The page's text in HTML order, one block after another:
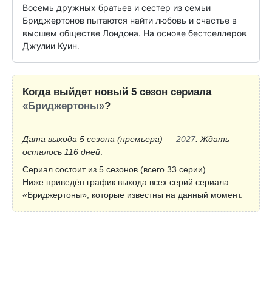
Восемь дружных братьев и сестер из семьи
Бриджертонов пытаются найти любовь и счастье в
высшем обществе Лондона. На основе бестселлеров
Джулии Куин.
Когда выйдет новый 5 сезон сериала
«Бриджертоны»?
Дата выхода 5 сезона (премьера) — 2027. Ждать
осталось 116 дней.
Сериал состоит из 5 сезонов (всего 33 серии).
Ниже приведён график выхода всех серий сериала
«Бриджертоны», которые известны на данный момент.